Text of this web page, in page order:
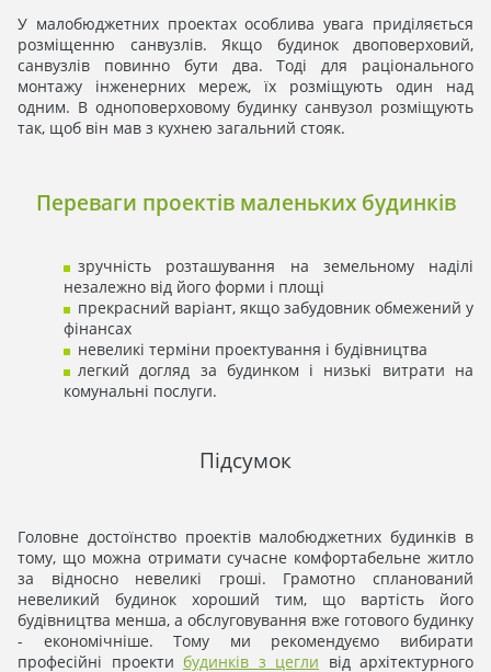
У малобюджетних проектах особлива увага приділяється
розміщенню санвузлів. Якщо будинок двоповерховий,
санвузлів повинно бути два. Тоді для раціонального
монтажу інженерних мереж, їх розміщують один над
одним. В одноповерховому будинку санвузол розміщують
так, щоб він мав з кухнею загальний стояк.
Переваги проектів маленьких будинків
зручність розташування на земельному наділі
незалежно від його форми і площі
прекрасний варіант, якщо забудовник обмежений у
фінансах
невеликі терміни проектування і будівництва
легкий догляд за будинком і низькі витрати на
комунальні послуги.
Підсумок
Головне достоїнство проектів малобюджетних будинків в
тому, що можна отримати сучасне комфортабельне житло
за відносно невеликі гроші. Грамотно спланований
невеликий будинок хороший тим, що вартість його
будівництва менша, а обслуговування вже готового будинку
- економічніше. Тому ми рекомендуємо вибирати
професійні проекти будинків з цегли від архітектурного